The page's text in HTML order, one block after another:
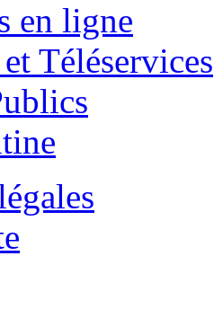
en ligne
Téléservices